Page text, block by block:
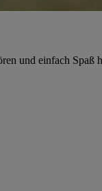
und einfach